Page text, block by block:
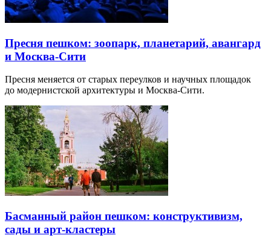
Пресня пешком: зоопарк, планетарий, авангард
и Москва-Сити
Пресня меняется от старых переулков и научных площадок
до модернистской архитектуры и Москва-Сити.
Басманный район пешком: конструктивизм,
сады и арт-кластеры